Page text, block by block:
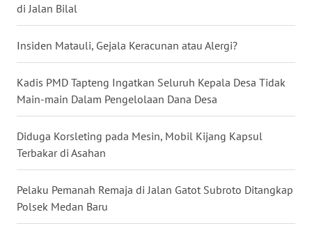
di Jalan Bilal
Insiden Matauli, Gejala Keracunan atau Alergi?
Kadis PMD Tapteng Ingatkan Seluruh Kepala Desa Tidak
Main-main Dalam Pengelolaan Dana Desa
Diduga Korsleting pada Mesin, Mobil Kijang Kapsul
Terbakar di Asahan
Pelaku Pemanah Remaja di Jalan Gatot Subroto Ditangkap
Polsek Medan Baru
WN
MALUKU
WN
TOBA